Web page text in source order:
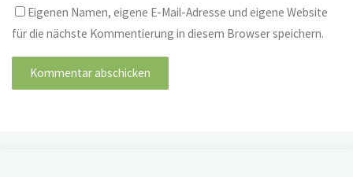
Eigenen Namen, eigene E-Mail-Adresse und eigene Website
für die nächste Kommentierung in diesem Browser speichern.